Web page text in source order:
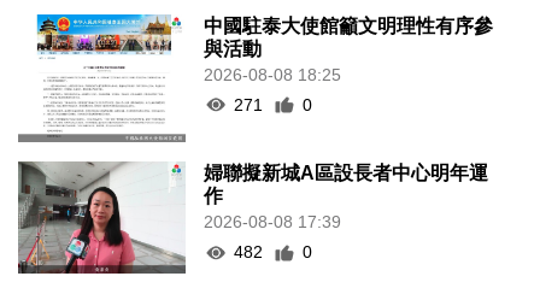
中國駐泰大使館籲文明理性有序參
與活動
2026-08-08 18:25
271
0
婦聯擬新城A區設長者中心明年運
作
2026-08-08 17:39
482
0